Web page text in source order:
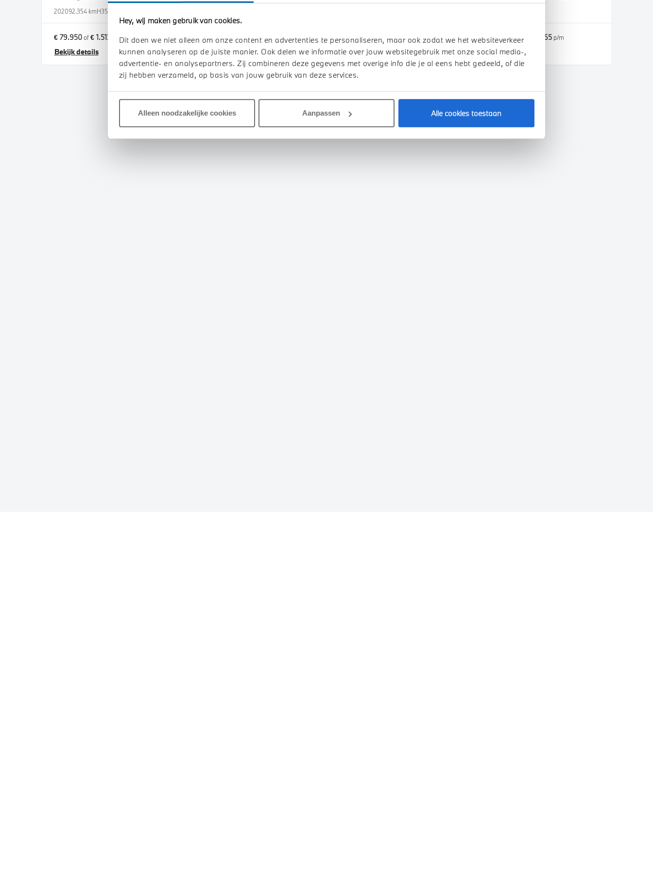
Hey, wij maken gebruik van cookies.
Dit doen we niet alleen om onze content en advertenties te personaliseren, maar ook zodat we het websiteverkeer
kunnen analyseren op de juiste manier. Ook delen we informatie over jouw websitegebruik met onze social media-,
advertentie- en analysepartners. Zij combineren deze gegevens met overige info die je al eens hebt gedeeld, of die
zij hebben verzameld, op basis van jouw gebruik van deze services.
Alleen noodzakelijke cookies Aanpassen Alle cookies toestaan
202092.354 kmH353XS
€ 79.950of€ 1.513 p/m
Bekijk details
€ 84.950of€ 1.607p/m
Bekijk details
€ 84.950of € 1.607p/m
Bekijk details
€ 176.724of € 3.265p/m
Bekijk details
1